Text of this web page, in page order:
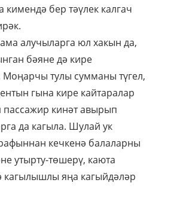
кимендә бер тәүлек калгач
алучыларга юл хакын да,
бәяне дә кире
Моңарчы тулы сумманы түгел,
гына кире кайтаралар
пассажир кинәт авырып
да кагыла. Шулай ук
кечкенә балаларны
утырту-төшерү, каюта
кагылышлы яңа кагыйдәләр